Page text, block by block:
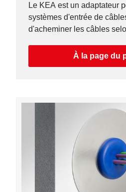
Le KEA est un adaptateur
systèmes d'entrée de
d'acheminer les câbles
À la page du